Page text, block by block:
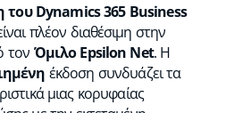
του Dynamics 365 Business
πλέον διαθέσιμη στην
τον Όμιλο Epsilon Net. Η
έκδοση συνδυάζει τα
μιας κορυφαίας